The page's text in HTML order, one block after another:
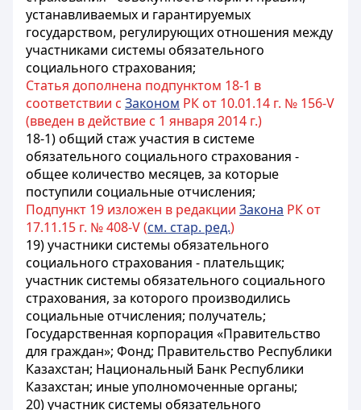
устанавливаемых и гарантируемых
государством, регулирующих отношения между
участниками системы обязательного
социального страхования;
Статья дополнена подпунктом 18-1 в
соответствии с Законом РК от 10.01.14 г. № 156-V
(введен в действие с 1 января 2014 г.)
18-1) общий стаж участия в системе
обязательного социального страхования -
общее количество месяцев, за которые
поступили социальные отчисления;
Подпункт 19 изложен в редакции Закона РК от
17.11.15 г. № 408-V (см. стар. ред.)
19)участники системы обязательного
социального страхования - плательщик;
участник системы обязательного социального
страхования, за которого производились
социальные отчисления; получатель;
Государственная корпорация «Правительство
для граждан»; Фонд; Правительство Республики
Казахстан; Национальный Банк Республики
Казахстан; иные уполномоченные органы;
20) участник системы обязательного